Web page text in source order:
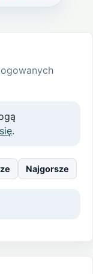
.
Najgorsze